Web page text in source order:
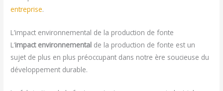
entreprise.
L’impact environnemental de la production de fonte
L’impact environnemental de la production de fonte est un
sujet de plus en plus préoccupant dans notre ère soucieuse du
développement durable.